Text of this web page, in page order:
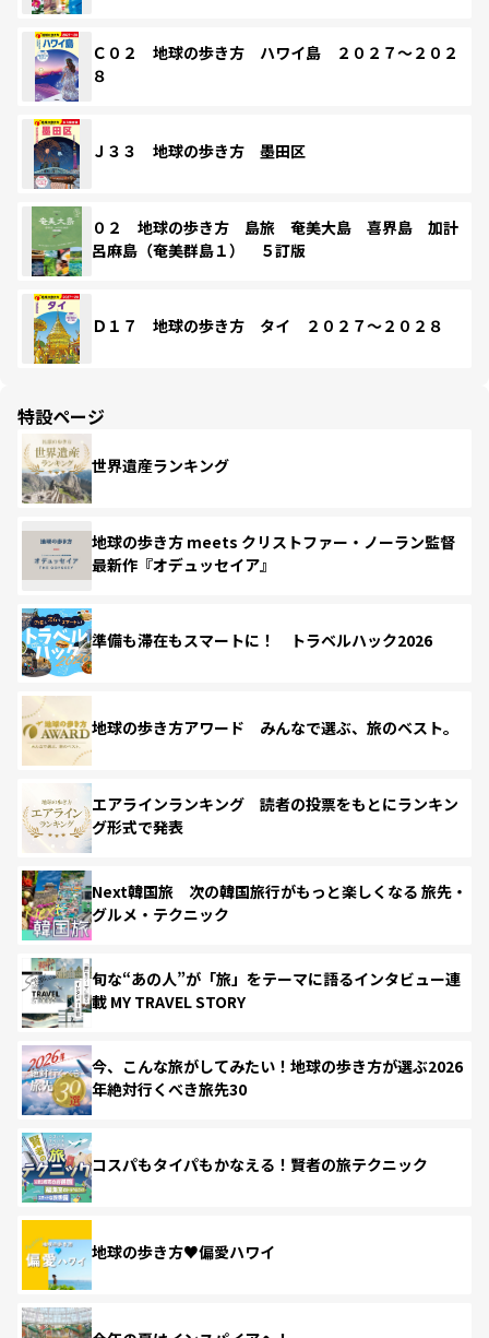
Ｃ０２ 地球の歩き方 ハワイ島 ２０２７～２０２
８
Ｊ３３ 地球の歩き方 墨田区
０２ 地球の歩き方 島旅 奄美大島 喜界島 加計
呂麻島（奄美群島１） ５訂版
Ｄ１７ 地球の歩き方 タイ ２０２７～２０２８
特設ページ
世界遺産ランキング
地球の歩き方 meets クリストファー・ノーラン監督
最新作『オデュッセイア』
準備も滞在もスマートに！ トラベルハック2026
地球の歩き方アワード みんなで選ぶ、旅のベスト。
エアラインランキング 読者の投票をもとにランキン
グ形式で発表
Next韓国旅 次の韓国旅行がもっと楽しくなる 旅先・
グルメ・テクニック
旬な“あの人”が「旅」をテーマに語るインタビュー連
載 MY TRAVEL STORY
今、こんな旅がしてみたい！地球の歩き方が選ぶ2026
年絶対行くべき旅先30
コスパもタイパもかなえる！賢者の旅テクニック
地球の歩き方♥偏愛ハワイ